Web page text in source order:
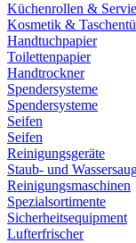
Küchenrollen &
Kosmetik &
Handtuchpapier
Toilettenpapier
Handtrockner
Spendersysteme
Spendersysteme
Seifen
Seifen
Reinigungsgeräte
Staub- und
Reinigungsmaschinen
Spezialsortimente
Sicherheitsequipment
Lufterfrischer